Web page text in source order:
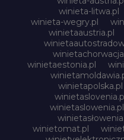
winieta-litwa.pl
winieta-wegry.pl
winietaaustria.pl
winietaestonia.pl
winietapolska.pl
winietaslowenia.pl
winietomat.pl